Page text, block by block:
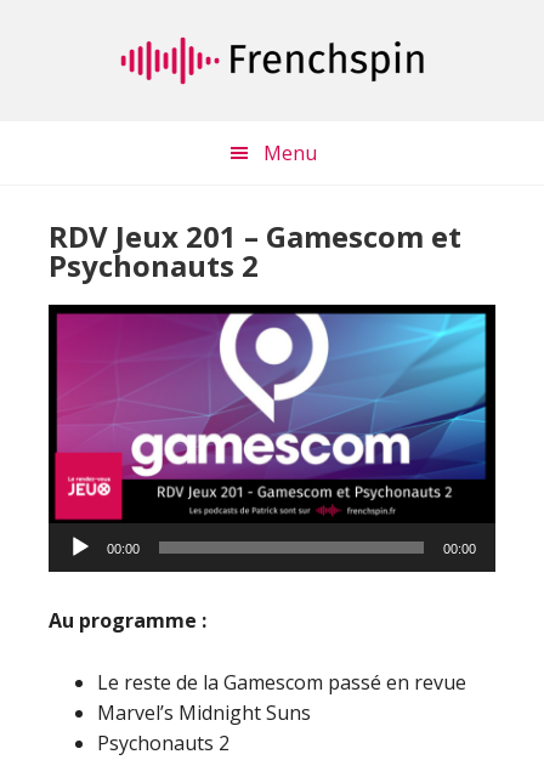
Menu
RDV Jeux 201 – Gamescom et
Psychonauts 2
Lecteur
audio
00:00 00:00
Au programme :
Le reste de la Gamescom passé en revue
Marvel’s Midnight Suns
Psychonauts 2